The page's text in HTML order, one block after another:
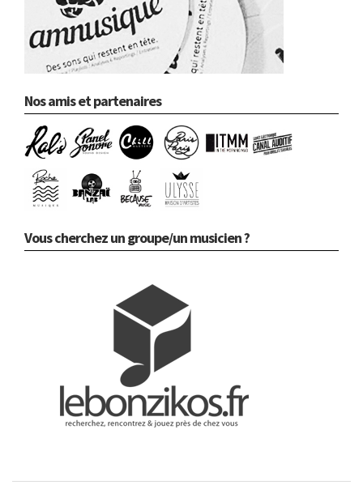
Nos amis et partenaires
Vous cherchez un groupe/un musicien ?